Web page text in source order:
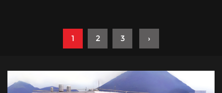
1 2 3 ›